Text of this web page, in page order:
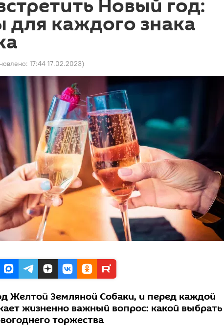
Новый год:
для каждого знака
17:44 17.02.2023)
Желтой Земляной Собаки, и перед каждой
жизненно важный вопрос: какой выбрать
торжества